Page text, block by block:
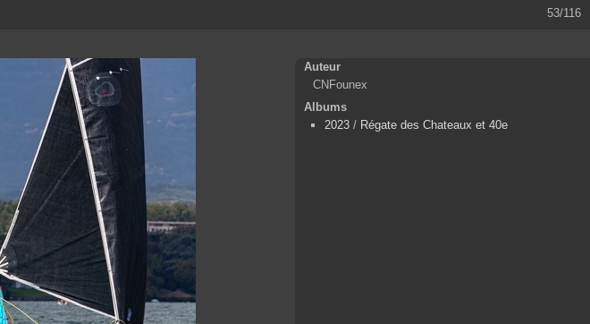
53/116
Auteur
CNFounex
Albums
2023 / Régate des Chateaux et 40e